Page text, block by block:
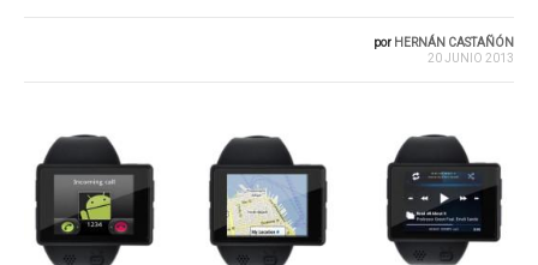
por HERNÁN CASTAÑÓN
20 JUNIO 2013